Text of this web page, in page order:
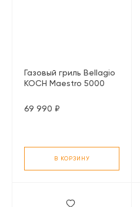
Газовый гриль Bellagio
KOCH Maestro 5000
69 990 ₽
В КОРЗИНУ